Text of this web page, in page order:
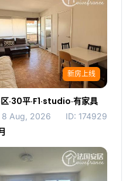
新房上线
·30平·F1·studio·有家具
8 Aug, 2026 ID: 174929